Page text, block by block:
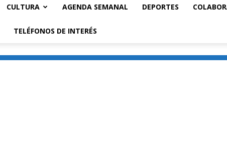
CULTURA AGENDA SEMANAL DEPORTES
TELÉFONOS DE INTERÉS